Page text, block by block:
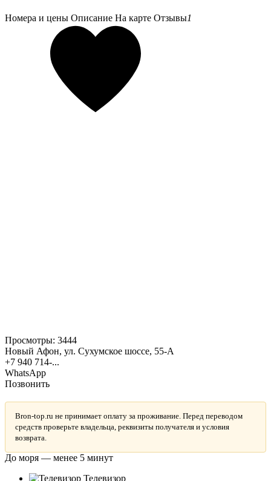
Номера и цены Описание На карте Отзывы1
Просмотры: 3444
Новый Афон, ул. Сухумское шоссе, 55-А
+7 940 714-...
WhatsApp
Позвонить
Bron-top.ru не принимает оплату за проживание. Перед переводом
средств проверьте владельца, реквизиты получателя и условия
возврата.
До моря — менее 5 минут
Телевизор